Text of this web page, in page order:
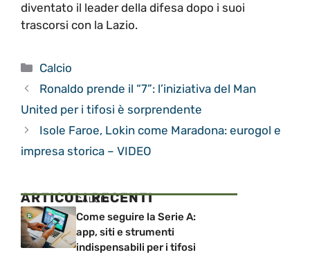
diventato il leader della difesa dopo i suoi
trascorsi con la Lazio.
Categorie
Calcio
Ronaldo prende il “7”: l’iniziativa del Man
United per i tifosi è sorprendente
Isole Faroe, Lokin come Maradona: eurogol e
impresa storica – VIDEO
ARTICOLI RECENTI
CALCIO
Come seguire la Serie A:
app, siti e strumenti
indispensabili per i tifosi